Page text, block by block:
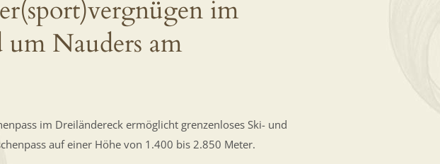
im
Nauders am
im Dreiländereck ermöglicht grenzenloses Ski- und
auf einer Höhe von 1.400 bis 2.850 Meter.